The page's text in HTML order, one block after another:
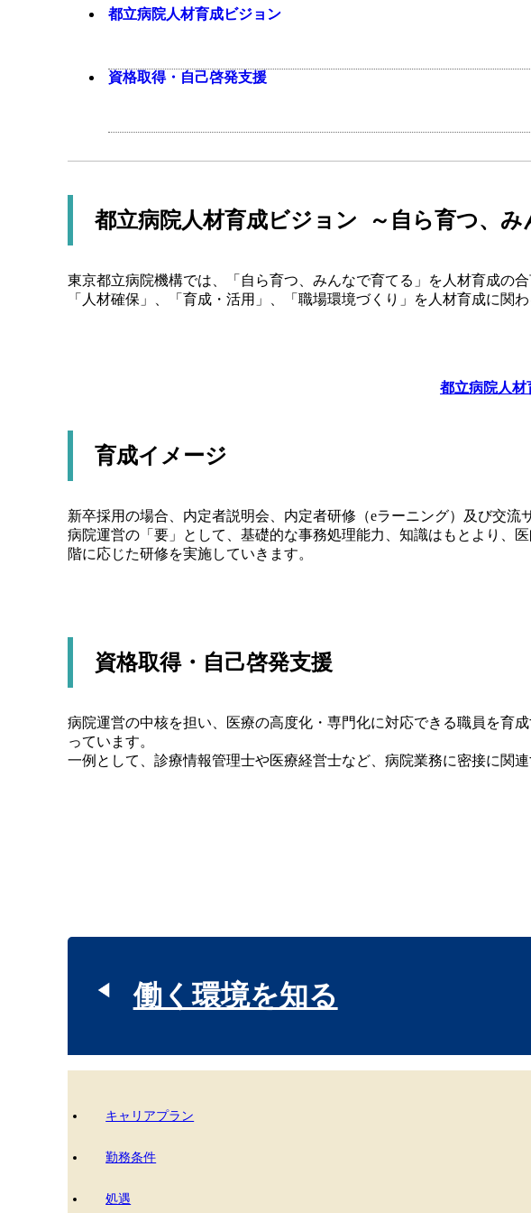
都立病院人材育成ビジョン
資格取得・自己啓発支援
都立病院人材育成ビジョン ～自ら育つ、み
東京都立病院機構では、「自ら育つ、みんなで育てる」を人材育成の
「人材確保」、「育成・活用」、「職場環境づくり」を人材育成に関
都立病院人材
育成イメージ
新卒採用の場合、内定者説明会、内定者研修（eラーニング）及び交流
病院運営の「要」として、基礎的な事務処理能力、知識はもとより、
階に応じた研修を実施していきます。
資格取得・自己啓発支援
病院運営の中核を担い、医療の高度化・専門化に対応できる職員を育
っています。
一例として、診療情報管理士や医療経営士など、病院業務に密接に関
働く環境を知る
キャリアプラン
勤務条件
処遇